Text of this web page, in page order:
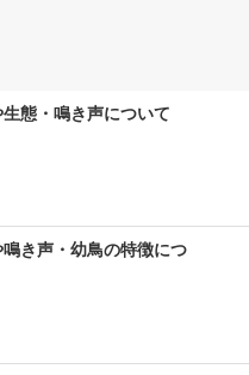
態・鳴き声について
き声・幼鳥の特徴につ